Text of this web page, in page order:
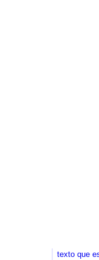
texto que